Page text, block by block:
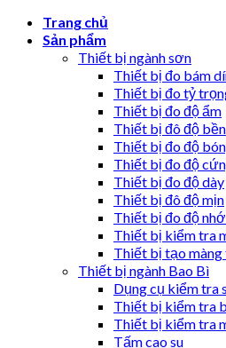
Trang chủ
Sản phẩm
Thiết bị ngành sơn
Thiết bị đo bám
Thiết bị đo tỷ
Thiết bị đo độ ẩm
Thiết bị đô độ bền
Thiết bị đo độ
Thiết bị đo độ
Thiết bị đo độ dày
Thiết bị đô độ mịn
Thiết bị đo độ
Thiết bị kiểm tra
Thiết bị tạo
Thiết bị ngành Bao Bì
Dụng cụ kiểm tra
Thiết bị kiểm tra
Thiết bị kiểm tra
Tấm cao su